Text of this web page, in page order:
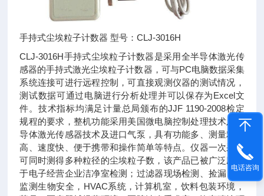
手持式尘埃粒子计数器 型号：CLJ-3016H
CLJ-3016H手持式尘埃粒子计数器是采用全半导体激光传
感器的手持式激光尘埃粒子计数器，可与PC电脑数据采集
系统连接可进行远程控制，可直接观测仪器的测试情况，
测试数据可通过电脑进行分析处理并可以保存为Excel文
件。技术指标均满足计量总局颁布的JJF 1190-2008检定
规程的要求，整机功能采用美国微电脑控制处理技术及半
导体激光传感器技术及进口气泵，具有功能多、测量精度
高、速度快、便于携带和操作简单等特点。仪器一次采样
可同时测得多种粒径的尘埃粒子数，该产品已被广泛应用
于电子经营企业洁净室检测；过滤器现场检测、捡漏；可
监测生物安全，HVAC系统，计算机室，饮料包装环境，
电话咨询